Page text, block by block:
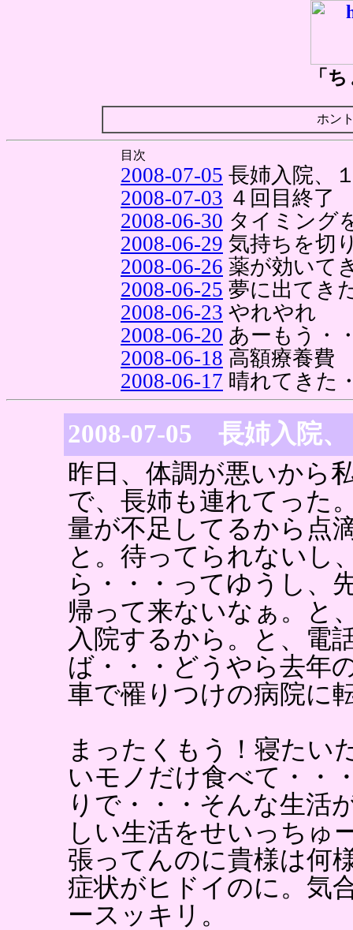
「
ホン
目次
2008-07-05 長姉入院、
2008-07-03 ４回目終了
2008-06-30 タイミング
2008-06-29 気持ちを切
2008-06-26 薬が効いて
2008-06-25 夢に出てき
2008-06-23 やれやれ
2008-06-20 あーもう・
2008-06-18 高額療養費
2008-06-17 晴れてきた
2008-07-05 長姉入院、
昨日、体調が悪いから
で、長姉も連れてった
量が不足してるから点
と。待ってられないし
ら・・・ってゆうし、
帰って来ないなぁ。と
入院するから。と、電
ば・・・どうやら去年
車で罹りつけの病院に
まったくもう！寝たい
いモノだけ食べて・・
りで・・・そんな生活
しい生活をせいっちゅ
張ってんのに貴様は何
症状がヒドイのに。気
ースッキリ。